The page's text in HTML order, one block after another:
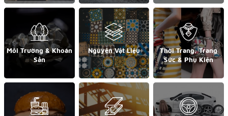
Môi Trường & Khoán
Sản
Nguyên Vật Liệu
Thời Trang, Trang
Sức & Phụ Kiện